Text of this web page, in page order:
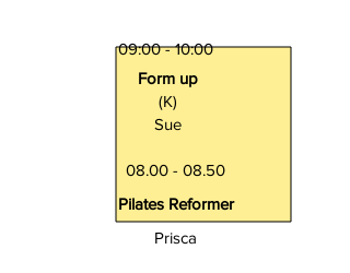
09:00 - 10:00
Form up
(K)
Sue
08.00 - 08.50
Pilates Reformer
Prisca